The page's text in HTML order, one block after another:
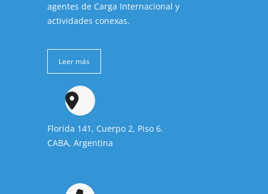
agentes de Carga Internacional y
actividades conexas.
Leer más
Florida 141, Cuerpo 2, Piso 6.
CABA, Argentina